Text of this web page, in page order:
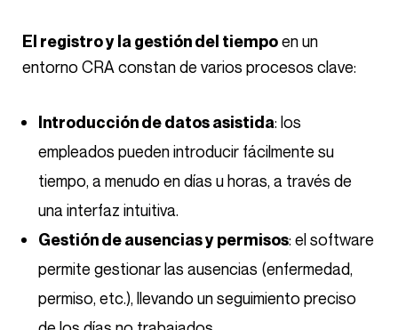
El registro y la gestión del tiempoen un
entorno CRA constan de varios procesos clave:
Introducción de datos asistida: los
empleados pueden introducir fácilmente su
tiempo, a menudo en días u horas, a través de
una interfaz intuitiva.
Gestión de ausencias y permisos: el software
permite gestionar las ausencias (enfermedad,
permiso, etc.), llevando un seguimiento preciso